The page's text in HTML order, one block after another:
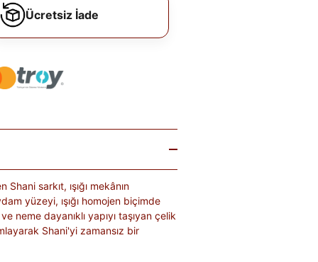
Ücretsiz İade
sarkıt, ışığı mekânın
yüzeyi, ışığı homojen biçimde
neme dayanıklı yapıyı taşıyan çelik
Shani'yi zamansız bir